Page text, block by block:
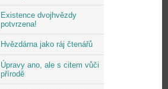
Existence dvojhvězdy
potvrzena!
Hvězdárna jako ráj čtenářů
Úpravy ano, ale s citem vůči
přírodě